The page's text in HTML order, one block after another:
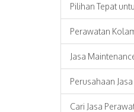
Pilihan Tepat
Perawatan
Jasa
Perusahaan
Cari Jasa